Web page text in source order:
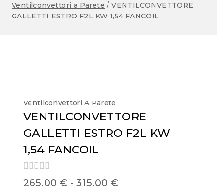
Ventilconvettori a Parete / VENTILCONVETTORE
GALLETTI ESTRO F2L KW 1,54 FANCOIL
Ventilconvettori A Parete
VENTILCONVETTORE
GALLETTI ESTRO F2L KW
1,54 FANCOIL
0
265,00 € - 315,00 €